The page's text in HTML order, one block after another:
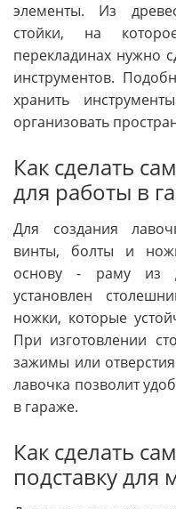
элементы. Из
стойки, на
перекладинах нужно
инструментов.
хранить
организовать
Как сделать
для работы в
Для создания
винты, болты и
основу - раму из
установлен
ножки, которые
При изготовлении
зажимы или
лавочка позволит
в гараже.
Как сделать
подставку для